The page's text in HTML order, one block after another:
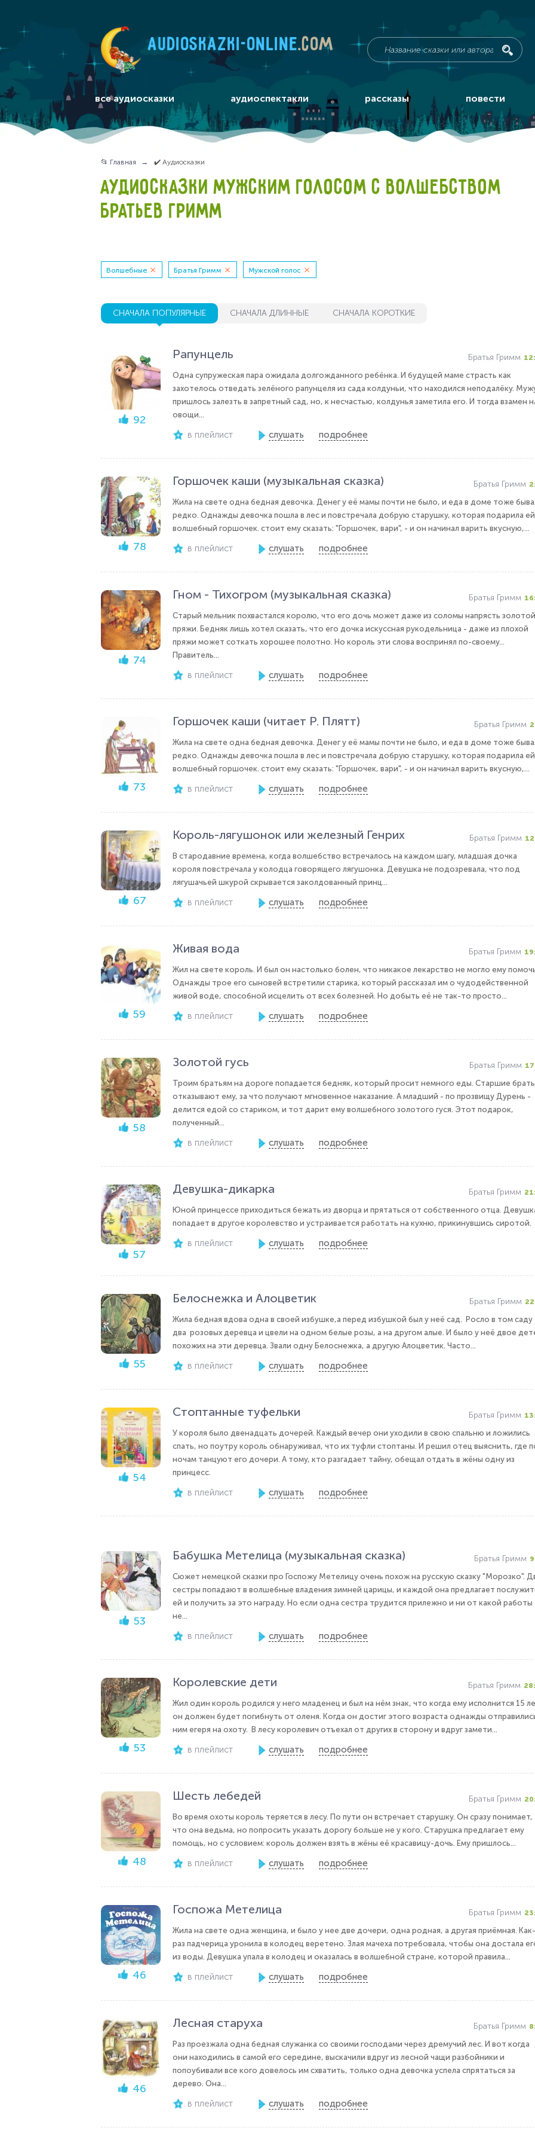
audioskazki-online.com
все аудиосказки аудиоспектакли рассказы повести
📂 Главная ✔️ Аудиосказки
АУДИОСКАЗКИ МУЖСКИМ ГОЛОСОМ С ВОЛШЕБСТВОМ
БРАТЬЕВ ГРИММ
Волшебные Братья Гримм Мужской голос
СНАЧАЛА ПОПУЛЯРНЫЕ СНАЧАЛА ДЛИННЫЕ СНАЧАЛА КОРОТКИЕ
92
Рапунцель Братья Гримм
Одна супружеская пара ожидала долгожданного ребёнка. И будущей маме страсть как
захотелось отведать зелёного рапунцеля из сада колдуньи, что находился неподалёку.
пришлось залезть в запретный сад, но, к несчастью, колдунья заметила его. И тогда взамен
овощи...
в плейлист слушать подробнее
78
Горшочек каши (музыкальная сказка) Братья Гримм
Жила на свете одна бедная девочка. Денег у её мамы почти не было, и еда в доме тоже
редко. Однажды девочка пошла в лес и повстречала добрую старушку, которая подарила ей
волшебный горшочек. стоит ему сказать: "Горшочек, вари", - и он начинал варить вкусную,...
в плейлист слушать подробнее
74
Гном - Тихогром (музыкальная сказка) Братья Гримм
Старый мельник похвастался королю, что его дочь может даже из соломы напрясть золотой
пряжи. Бедняк лишь хотел сказать, что его дочка искуссная рукодельница - даже из плохой
пряжи может соткать хорошее полотно. Но король эти слова воспринял по-своему...
Правитель...
в плейлист слушать подробнее
73
Горшочек каши (читает Р. Плятт) Братья Гримм
Жила на свете одна бедная девочка. Денег у её мамы почти не было, и еда в доме тоже
редко. Однажды девочка пошла в лес и повстречала добрую старушку, которая подарила ей
волшебный горшочек. стоит ему сказать: "Горшочек, вари", - и он начинал варить вкусную,...
в плейлист слушать подробнее
67
Король-лягушонок или железный Генрих Братья Гримм
В стародавние времена, когда волшебство встречалось на каждом шагу, младшая дочка
короля повстречала у колодца говорящего лягушонка. Девушка не подозревала, что под
лягушачьей шкурой скрывается заколдованный принц...
в плейлист слушать подробнее
59
Живая вода Братья Гримм
Жил на свете король. И был он настолько болен, что никакое лекарство не могло ему
Однажды трое его сыновей встретили старика, который рассказал им о чудодейственной
живой воде, способной исцелить от всех болезней. Но добыть её не так-то просто...
в плейлист слушать подробнее
58
Золотой гусь Братья Гримм
Троим братьям на дороге попадается бедняк, который просит немного еды. Старшие
отказывают ему, за что получают мгновенное наказание. А младший - по прозвищу Дурень -
делится едой со стариком, и тот дарит ему волшебного золотого гуся. Этот подарок,
полученный...
в плейлист слушать подробнее
57
Девушка-дикарка Братья Гримм
Юной принцессе приходиться бежать из дворца и прятаться от собственного отца.
попадает в другое королевство и устраивается работать на кухню, прикинувшись сиротой.
в плейлист слушать подробнее
55
Белоснежка и Алоцветик Братья Гримм
Жила бедная вдова одна в своей избушке,а перед избушкой был у неё сад. Росло в том саду
два розовых деревца и цвели на одном белые розы, а на другом алые. И было у неё двое
похожих на эти деревца. Звали одну Белоснежка, а другую Алоцветик. Часто...
в плейлист слушать подробнее
54
Стоптанные туфельки Братья Гримм
У короля было двенадцать дочерей. Каждый вечер они уходили в свою спальню и ложились
спать, но поутру король обнаруживал, что их туфли стоптаны. И решил отец выяснить, где
ночам танцуют его дочери. А тому, кто разгадает тайну, обещал отдать в жёны одну из
принцесс.
в плейлист слушать подробнее
53
Бабушка Метелица (музыкальная сказка) Братья Гримм
Сюжет немецкой сказки про Госпожу Метелицу очень похож на русскую сказку "Морозко".
сестры попадают в волшебные владения зимней царицы, и каждой она предлагает
ей и получить за это награду. Но если одна сестра трудится прилежно и ни от какой работы
не...
в плейлист слушать подробнее
53
Королевские дети Братья Гримм
Жил один король родился у него младенец и был на нём знак, что когда ему исполнится 15
он должен будет погибнуть от оленя. Когда он достиг этого возраста однажды
ним егеря на охоту. В лесу королевич отъехал от других в сторону и вдруг замети...
в плейлист слушать подробнее
48
Шесть лебедей Братья Гримм
Во время охоты король теряется в лесу. По пути он встречает старушку. Он сразу понимает,
что она ведьма, но попросить указать дорогу больше не у кого. Старушка предлагает ему
помощь, но с условием: король должен взять в жёны её красавицу-дочь. Ему пришлось...
в плейлист слушать подробнее
46
Госпожа Метелица Братья Гримм
Жила на свете одна женщина, и было у нее две дочери, одна родная, а другая приёмная.
раз падчерица уронила в колодец веретено. Злая мачеха потребовала, чтобы она достала
из воды. Девушка упала в колодец и оказалась в волшебной стране, которой правила...
в плейлист слушать подробнее
46
Лесная старуха Братья Гримм
Раз проезжала одна бедная служанка со своими господами через дремучий лес. И вот когда
они находились в самой его середине, выскачили вдруг из лесной чащи разбойники и
попоубивали все кого довелось им схватить, только одна девочка успела спрятаться за
дерево. Она...
в плейлист слушать подробнее